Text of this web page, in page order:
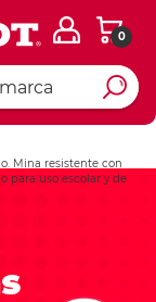
0
Mina resistente con
para uso escolar y de
Ingresar Codigo